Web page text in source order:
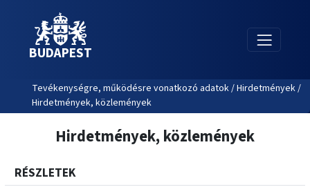
BUDAPEST
Tevékenységre, működésre vonatkozó adatok / Hirdetmények /
Hirdetmények, közlemények
Hirdetmények, közlemények
RÉSZLETEK